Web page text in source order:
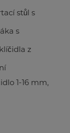
stůl s
s
z
1-16 mm,